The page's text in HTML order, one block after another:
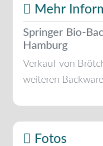
Mehr
Springer Bio-
Hamburg
Verkauf von
weiteren
Fotos